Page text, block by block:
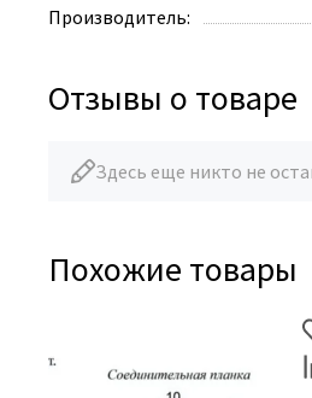
Производитель:
Отзывы о товаре
Здесь еще никто не
Похожие товары